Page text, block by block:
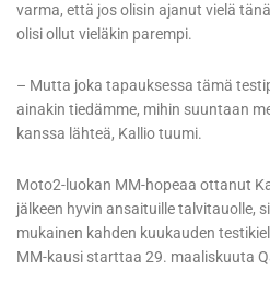
varma, että jos olisin ajanut vielä
olisi ollut vieläkin parempi.
– Mutta joka tapauksessa tämä
ainakin tiedämme, mihin suuntaan
kanssa lähteä, Kallio tuumi.
Moto2-luokan MM-hopeaa ottanut
jälkeen hyvin ansaituille talvitauolle,
mukainen kahden kuukauden
MM-kausi starttaa 29. maaliskuuta